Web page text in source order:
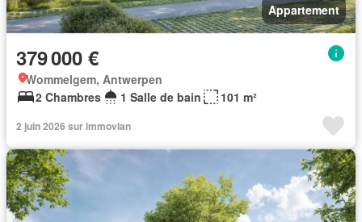
Appartement
379 000 €
Wommelgem, Antwerpen
2 Chambres
1 Salle de bain 101 m²
2 juin 2026 sur immovlan